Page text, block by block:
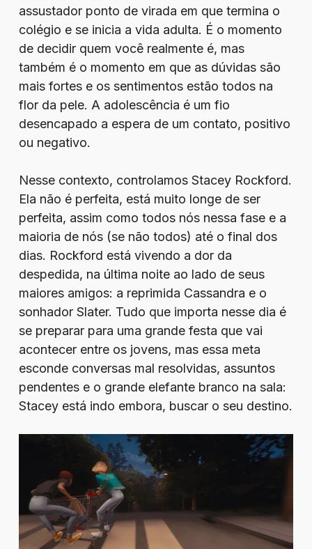
assustador ponto de virada em que termina o
colégio e se inicia a vida adulta. É o momento
de decidir quem você realmente é, mas
também é o momento em que as dúvidas são
mais fortes e os sentimentos estão todos na
flor da pele. A adolescência é um fio
desencapado a espera de um contato, positivo
ou negativo.
Nesse contexto, controlamos Stacey Rockford.
Ela não é perfeita, está muito longe de ser
perfeita, assim como todos nós nessa fase e a
maioria de nós (se não todos) até o final dos
dias. Rockford está vivendo a dor da
despedida, na última noite ao lado de seus
maiores amigos: a reprimida Cassandra e o
sonhador Slater. Tudo que importa nesse dia é
se preparar para uma grande festa que vai
acontecer entre os jovens, mas essa meta
esconde conversas mal resolvidas, assuntos
pendentes e o grande elefante branco na sala:
Stacey está indo embora, buscar o seu destino.